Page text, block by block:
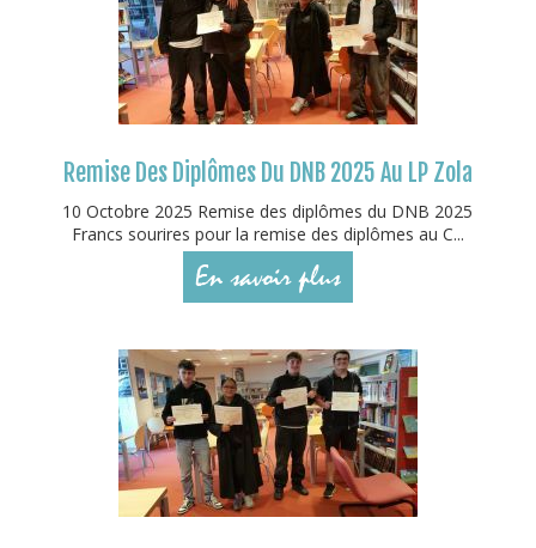
Remise Des Diplômes Du DNB 2025 Au LP Zola
10 Octobre 2025 Remise des diplômes du DNB 2025
Francs sourires pour la remise des diplômes au C...
En savoir plus